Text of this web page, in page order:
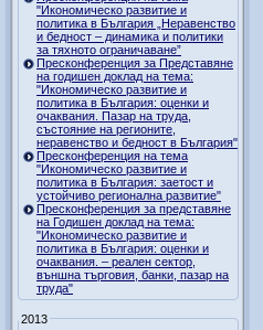
"Икономическо развитие и
политика в България „Неравенство
и бедност – динамика и политики
за тяхното ограничаване”
Пресконференция за Представяне
на годишен доклад на тема:
"Икономическо развитие и
политика в България: оценки и
очаквания. Пазар на труда,
състояние на регионите,
неравенство и бедност в България"
Пресконференция на тема
"Икономическо развитие и
политика в България: заетост и
устойчиво регионална развитие"
Пресконференция за представяне
на Годишен доклад на тема:
"Икономическо развитие и
политика в България: оценки и
очаквания. – реален сектор,
външна търговия, банки, пазар на
труда"
2013